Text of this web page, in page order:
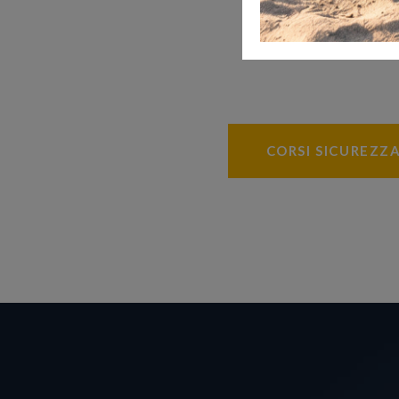
CORSI